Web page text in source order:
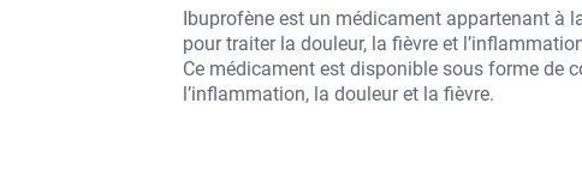
Ibuprofène est un médicament appartenant à
pour traiter la douleur, la fièvre et
Ce médicament est disponible sous forme de
l’inflammation, la douleur et la fièvre.